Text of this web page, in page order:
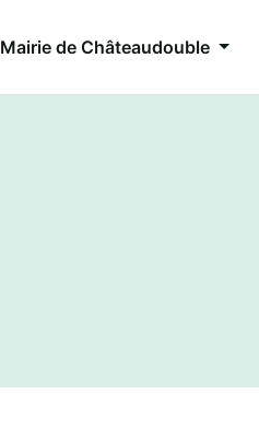
Mairie de Châteaudouble